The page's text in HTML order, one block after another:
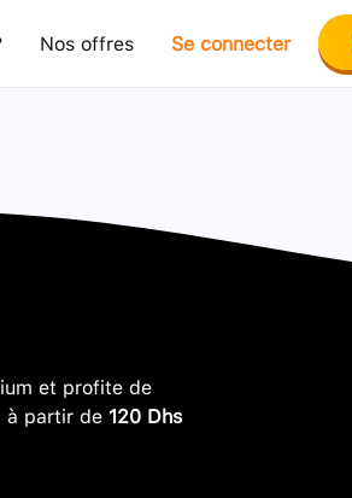
Nos offres Se connecter
et profite de
à partir de 120 Dhs